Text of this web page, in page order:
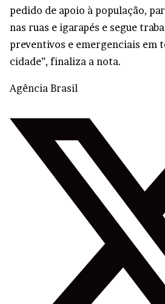
pedido de apoio à população,
nas ruas e igarapés e segue
preventivos e emergenciais em
cidade”, finaliza a nota.
Agência Brasil